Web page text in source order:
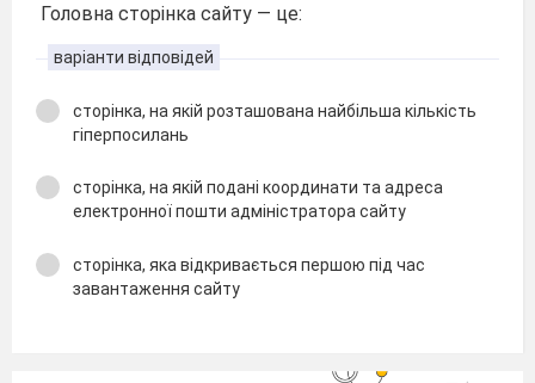
Головна сторінка сайту — це:
варіанти відповідей
сторінка, на якій розташована найбільша кількість
гіперпосилань
сторінка, на якій подані координати та адреса
електронної пошти адміністратора сайту
сторінка, яка відкривається першою під час
завантаження сайту